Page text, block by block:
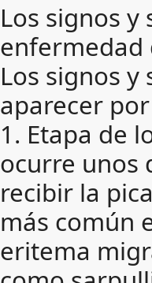
Los signos
enfermedad
Los signos
aparecer
1. Etapa de
ocurre unos
recibir la
más común
eritema